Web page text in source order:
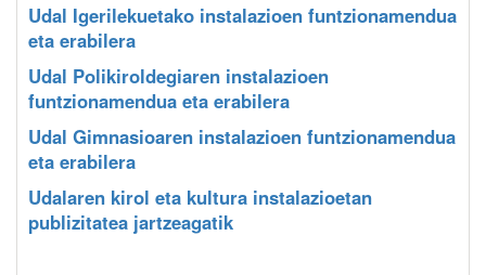
Udal Igerilekuetako instalazioen funtzionamendua
eta erabilera
Udal Polikiroldegiaren instalazioen
funtzionamendua eta erabilera
Udal Gimnasioaren instalazioen funtzionamendua
eta erabilera
Udalaren kirol eta kultura instalazioetan
publizitatea jartzeagatik